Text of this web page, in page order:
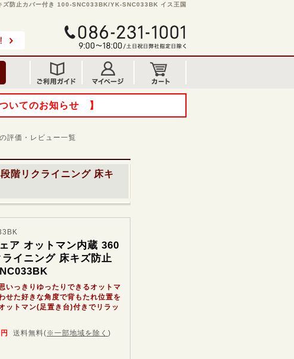
ズ防止カバー付き 100-SNC033BK/YK-SNC033BK イス王国
いてのお知らせ 】
の評価・レビュー一覧
階リクライニング 床キ
ア オットマン内蔵 360
イニング 床キズ防止
いっきりゆったりできるオットマ
せた好きな角度で背もたれ位置を
ットマン(足置き台)付きでリラッ
円 送料無料(※一部地域を除く )